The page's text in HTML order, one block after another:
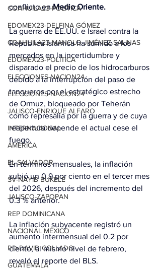
COAHUILA23-POLÍTICA
EDOMEX23-DELFINA GÓMEZ
COAHUILA23-MANOLO JIMÉNEZ SALINAS
EDOMEX23-POLÍTICA
ELECCIONES-NACION24
ELECCIONES-NACION24
JALISCO-ENRIQUE ALFARO
INTERNACIONAL
AMÉRICA
EL SALVADOR
SV-NAYIB BUKELE
JALISCO-ZAPOPAN
REP DOMINICANA
NACIONAL MÉXICO
RD-DAVID COLLADO
GUATEMALA
conflicto en Medio Oriente.
La guerra de EE.UU. e Israel contra la
República Islámica ha sumido a los
mercados en la incertidumbre y
disparado el precio de los hidrocarburos
debido a la interrupción del paso de
tanqueros por el estratégico estrecho
de Ormuz, bloqueado por Teherán
como represalia por la guerra y de cuya
reapertura depende el actual cese el
fuego.
En términos mensuales, la inflación
subió un 0.9 por ciento en el tercer mes
del 2026, después del incremento del
0.3 % anterior.
La inflación subyacente registró un
aumento intermensual del 0.2 por
ciento, al mismo nivel de febrero,
reveló el reporte del BLS.